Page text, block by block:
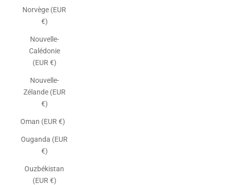
Norvège (EUR
€)
Nouvelle-
Calédonie
(EUR €)
Nouvelle-
Zélande (EUR
€)
Oman (EUR €)
Ouganda (EUR
€)
Ouzbékistan
(EUR €)